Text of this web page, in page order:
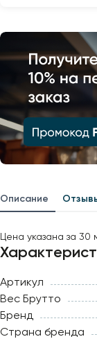
Описание
Цена указана за
Артикул
Вес Брутто
Бренд
Страна бренда